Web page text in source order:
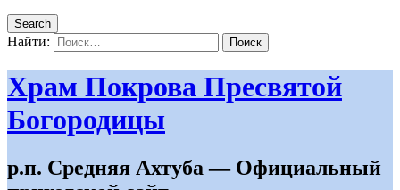
Search
Найти:
Храм Покрова Пресвятой
Богородицы
р.п. Средняя Ахтуба — Официальный